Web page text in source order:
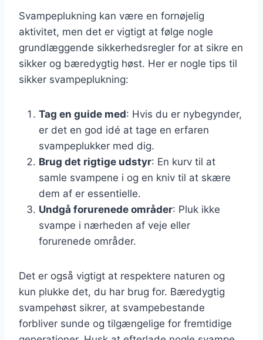
Svampeplukning kan være en fornøjelig
aktivitet, men det er vigtigt at følge nogle
grundlæggende sikkerhedsregler for at sikre en
sikker og bæredygtig høst. Her er nogle tips til
sikker svampeplukning:
Tag en guide med: Hvis du er nybegynder,
er det en god idé at tage en erfaren
svampeplukker med dig.
Brug det rigtige udstyr: En kurv til at
samle svampene i og en kniv til at skære
dem af er essentielle.
Undgå forurenede områder: Pluk ikke
svampe i nærheden af veje eller
forurenede områder.
Det er også vigtigt at respektere naturen og
kun plukke det, du har brug for. Bæredygtig
svampehøst sikrer, at svampebestande
forbliver sunde og tilgængelige for fremtidige